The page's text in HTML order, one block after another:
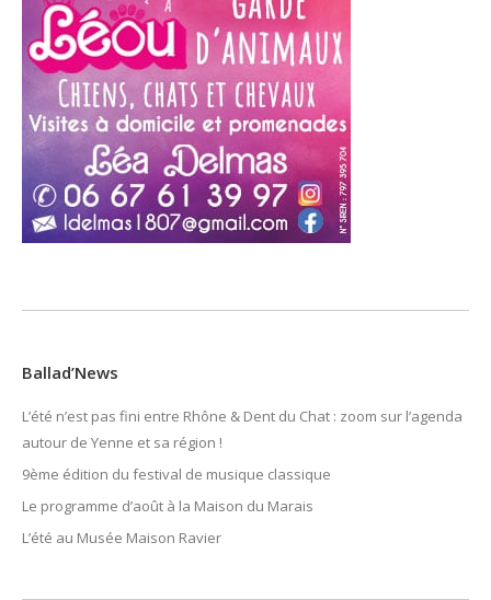
Ballad’News
L’été n’est pas fini entre Rhône & Dent du Chat : zoom sur l’agenda
autour de Yenne et sa région !
9ème édition du festival de musique classique
Le programme d’août à la Maison du Marais
L’été au Musée Maison Ravier